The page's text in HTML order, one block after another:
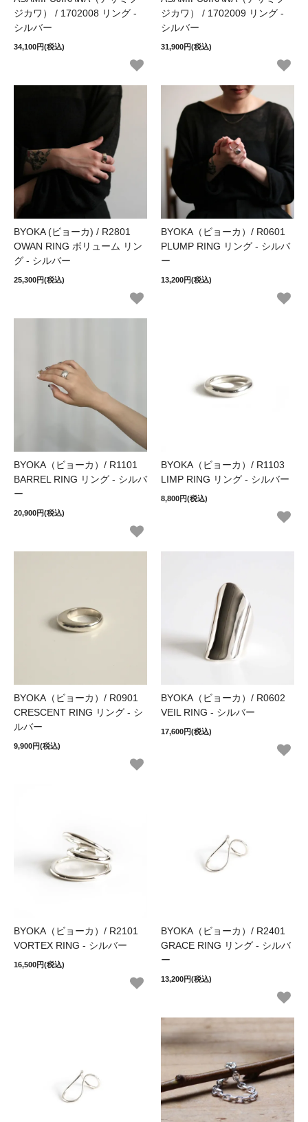
ジカワ） / 1702008 リング -
シルバー
34,100円(税込)
ジカワ） / 1702009 リング -
シルバー
31,900円(税込)
BYOKA (ビョーカ) / R2801
OWAN RING ボリューム リン
グ - シルバー
25,300円(税込)
BYOKA（ビョーカ）/ R0601
PLUMP RING リング - シルバ
ー
13,200円(税込)
BYOKA（ビョーカ）/ R1101
BARREL RING リング - シルバ
ー
20,900円(税込)
BYOKA（ビョーカ）/ R1103
LIMP RING リング - シルバー
8,800円(税込)
BYOKA（ビョーカ）/ R0901
CRESCENT RING リング - シ
ルバー
9,900円(税込)
BYOKA（ビョーカ）/ R0602
VEIL RING - シルバー
17,600円(税込)
BYOKA（ビョーカ）/ R2101
VORTEX RING - シルバー
16,500円(税込)
BYOKA（ビョーカ）/ R2401
GRACE RING リング - シルバ
ー
13,200円(税込)